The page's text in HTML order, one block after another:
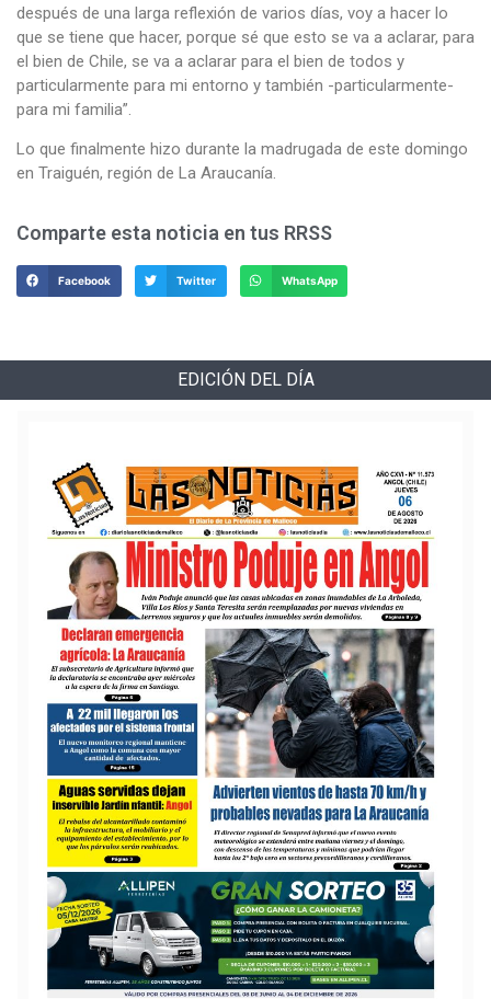
después de una larga reflexión de varios días, voy a hacer lo
que se tiene que hacer, porque sé que esto se va a aclarar, para
el bien de Chile, se va a aclarar para el bien de todos y
particularmente para mi entorno y también -particularmente-
para mi familia”.
Lo que finalmente hizo durante la madrugada de este domingo
en Traiguén, región de La Araucanía.
Comparte esta noticia en tus RRSS
Facebook Twitter WhatsApp
EDICIÓN DEL DÍA